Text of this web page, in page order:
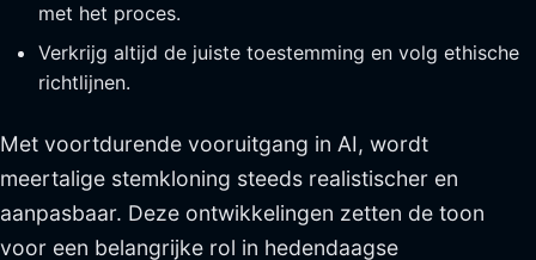
met het proces.
Verkrijg altijd de juiste toestemming en volg ethische
richtlijnen.
Met voortdurende vooruitgang in AI, wordt
meertalige stemkloning steeds realistischer en
aanpasbaar. Deze ontwikkelingen zetten de toon
voor een belangrijke rol in hedendaagse